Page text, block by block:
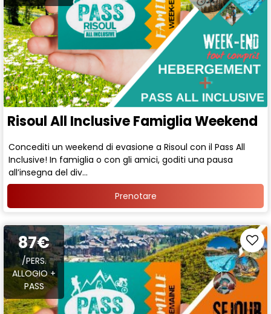
Risoul All Inclusive Famiglia Weekend
Concediti un weekend di evasione a Risoul con il Pass All
Inclusive! In famiglia o con gli amici, goditi una pausa
all’insegna del div...
Prenotare
87€
/PERS.
ALLOGIO +
PASS